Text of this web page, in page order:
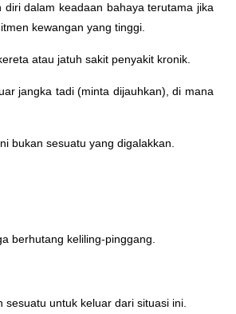
dalam keadaan bahaya terutama jika
kewangan yang tinggi.
atau jatuh sakit penyakit kronik.
jangka tadi (minta dijauhkan), di mana
bukan sesuatu yang digalakkan.
berhutang keliling-pinggang.
untuk keluar dari situasi ini.